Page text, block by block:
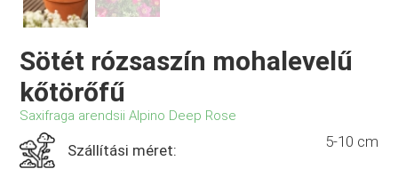
Sötét rózsaszín mohalevelű
kőtörőfű
Saxifraga arendsii Alpino Deep Rose
Szállítási méret: 5-10 cm